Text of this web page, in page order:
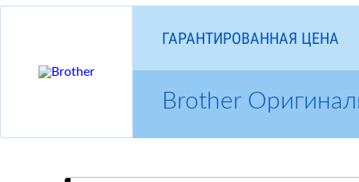
ГАРАНТИРОВАННАЯ ЦЕНА
Brother